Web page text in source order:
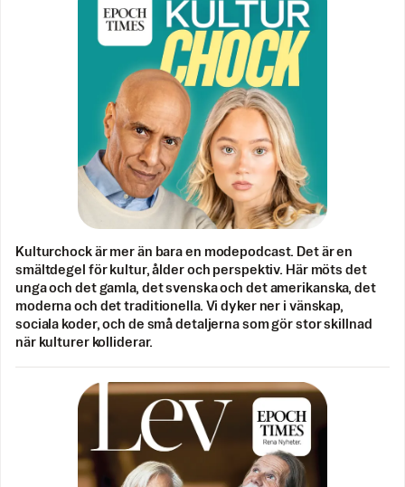
Kulturchock är mer än bara en modepodcast. Det är en
smältdegel för kultur, ålder och perspektiv. Här möts det
unga och det gamla, det svenska och det amerikanska, det
moderna och det traditionella. Vi dyker ner i vänskap,
sociala koder, och de små detaljerna som gör stor skillnad
när kulturer kolliderar.